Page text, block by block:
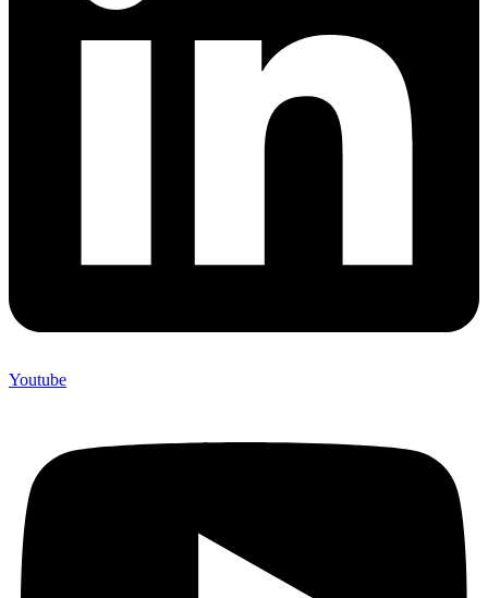
Youtube